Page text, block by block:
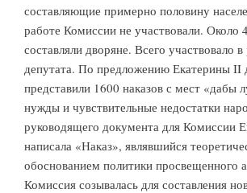
составляющие примерно половину
работе Комиссии не участвовали. Около
составляли дворяне. Всего участвовало
депутата. По предложению Екатерины II
представили 1600 наказов с мест «дабы
нужды и чувствительные недостатки
руководящего документа для Комиссии
написала «Наказ», являвшийся
обоснованием политики просвещенного
Комиссия созывалась для составления